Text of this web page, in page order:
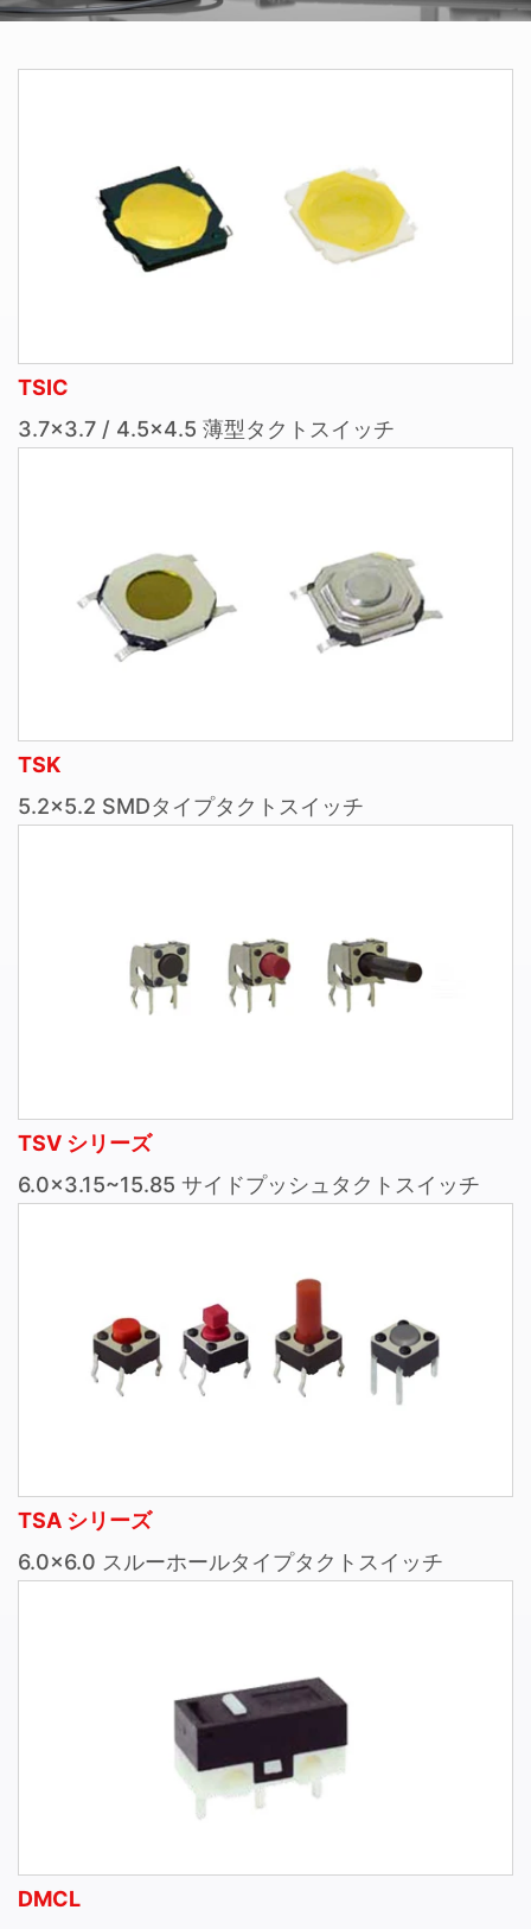
TSIC
3.7×3.7 / 4.5×4.5 薄型タクトスイッチ
TSK
5.2×5.2 SMDタイプタクトスイッチ
TSV シリーズ
6.0×3.15~15.85 サイドプッシュタクトスイッチ
TSA シリーズ
6.0×6.0 スルーホールタイプタクトスイッチ
DMCL